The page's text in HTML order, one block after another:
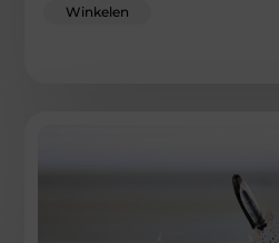
Winkelen